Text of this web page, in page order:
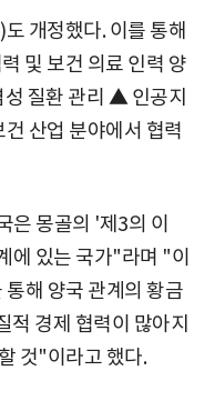
개정했다. 이를 통해
및 보건 의료 인력 양
질환 관리 ▲ 인공지
산업 분야에서 협력
은 몽골의 '제3의 이
에 있는 국가"라며 "이
해 양국 관계의 황금
적 경제 협력이 많아지
것"이라고 했다.